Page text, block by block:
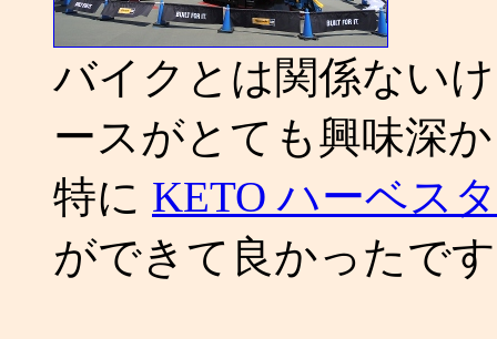
バイクとは関係ない
ースがとても興味深
特に KETO ハーベスタ
ができて良かったで